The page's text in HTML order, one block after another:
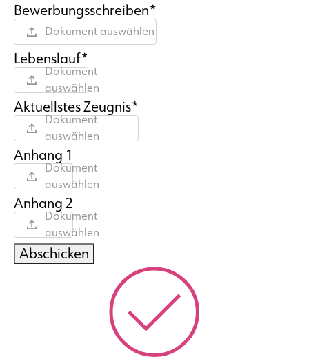
Bewerbungsschreiben*
Dokument auswählen
Lebenslauf*
Dokument
auswählen
Aktuellstes Zeugnis*
Dokument
auswählen
Anhang 1
Dokument
auswählen
Anhang 2
Dokument
auswählen
Abschicken